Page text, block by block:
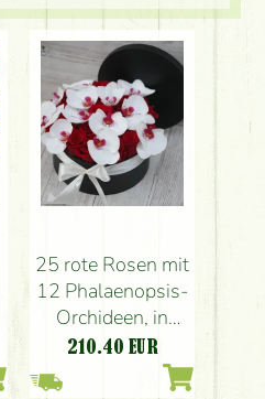
25 rote Rosen mit
12 Phalaenopsis-
Orchideen, in
einer Box
210.40 EUR